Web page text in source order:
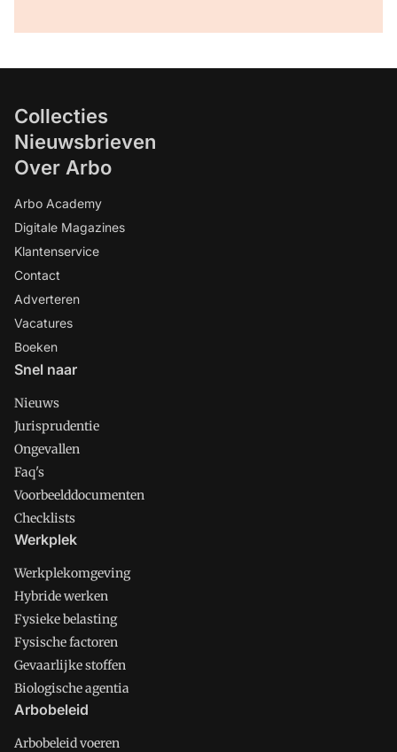
Collecties
Nieuwsbrieven
Over Arbo
Arbo Academy
Digitale Magazines
Klantenservice
Contact
Adverteren
Vacatures
Boeken
Snel naar
Nieuws
Jurisprudentie
Ongevallen
Faq's
Voorbeelddocumenten
Checklists
Werkplek
Werkplekomgeving
Hybride werken
Fysieke belasting
Fysische factoren
Gevaarlijke stoffen
Biologische agentia
Arbobeleid
Arbobeleid voeren